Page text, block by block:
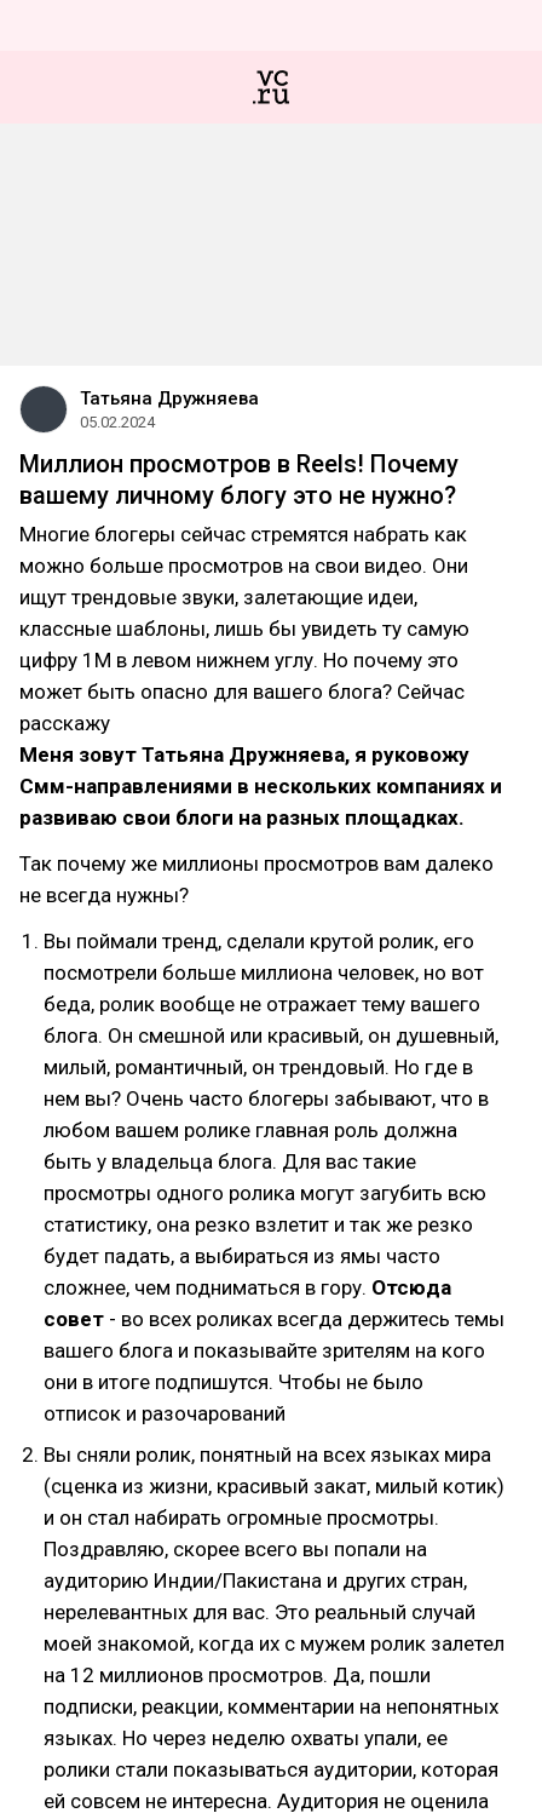
Татьяна Дружняева
05.02.2024
Миллион просмотров в Reels! Почему
вашему личному блогу это не нужно?
Многие блогеры сейчас стремятся набрать как
можно больше просмотров на свои видео. Они
ищут трендовые звуки, залетающие идеи,
классные шаблоны, лишь бы увидеть ту самую
цифру 1М в левом нижнем углу. Но почему это
может быть опасно для вашего блога? Сейчас
расскажу
Меня зовут Татьяна Дружняева, я руковожу
Смм-направлениями в нескольких компаниях и
развиваю свои блоги на разных площадках.
Так почему же миллионы просмотров вам далеко
не всегда нужны?
Вы поймали тренд, сделали крутой ролик, его
посмотрели больше миллиона человек, но вот
беда, ролик вообще не отражает тему вашего
блога. Он смешной или красивый, он душевный,
милый, романтичный, он трендовый. Но где в
нем вы? Очень часто блогеры забывают, что в
любом вашем ролике главная роль должна
быть у владельца блога. Для вас такие
просмотры одного ролика могут загубить всю
статистику, она резко взлетит и так же резко
будет падать, а выбираться из ямы часто
сложнее, чем подниматься в гору. Отсюда
совет - во всех роликах всегда держитесь темы
вашего блога и показывайте зрителям на кого
они в итоге подпишутся. Чтобы не было
отписок и разочарований
Вы сняли ролик, понятный на всех языках мира
(сценка из жизни, красивый закат, милый котик)
и он стал набирать огромные просмотры.
Поздравляю, скорее всего вы попали на
аудиторию Индии/Пакистана и других стран,
нерелевантных для вас. Это реальный случай
моей знакомой, когда их с мужем ролик залетел
на 12 миллионов просмотров. Да, пошли
подписки, реакции, комментарии на непонятных
языках. Но через неделю охваты упали, ее
ролики стали показываться аудитории, которая
ей совсем не интересна. Аудитория не оценила